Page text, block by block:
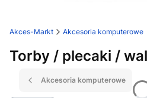
Akces-Markt Akcesoria komputerowe
Torby / plecaki /
Akcesoria komputerowe